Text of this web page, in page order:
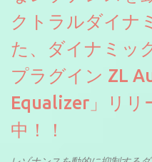
クトラルダイナ
た、ダイナミッ
プラグイン ZL
Equalizer」リリ
中！！